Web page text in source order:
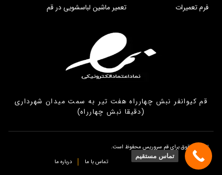
فرم تعمیرات
تعمیر ماشین لباسشویی در قم
قم کیوانفر نبش چهارراه هفت تیر به سمت میدان شهرداری
(دقیقا نبش چهارراه)
تمامی حقوق برای قم سروریس محفوظ است.
تماس با ما
درباره ما
تماس مستقیم